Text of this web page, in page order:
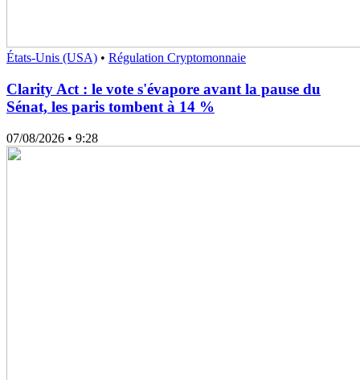
États-Unis (USA) • Régulation Cryptomonnaie
Clarity Act : le vote s'évapore avant la pause du
Sénat, les paris tombent à 14 %
07/08/2026 • 9:28